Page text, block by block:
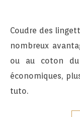
Coudre des lingettes lavables pour son bébé offre de
nombreux
ou au coton du
économiques,
tuto.